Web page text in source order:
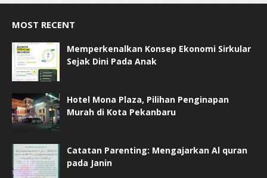
MOST RECENT
Memperkenalkan Konsep Ekonomi Sirkular
Sejak Dini Pada Anak
Hotel Mona Plaza, Pilihan Penginapan
Murah di Kota Pekanbaru
Catatan Parenting: Mengajarkan Al quran
pada Janin